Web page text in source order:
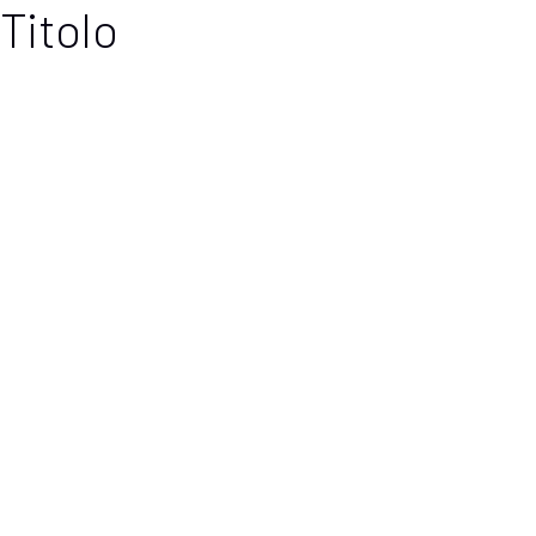
Titolo